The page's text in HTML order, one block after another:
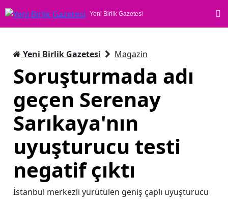
Yeni Birlik Gazetesi
Yeni Birlik Gazetesi Magazin
Soruşturmada adı
geçen Serenay
Sarıkaya'nın
uyuşturucu testi
negatif çıktı
İstanbul merkezli yürütülen geniş çaplı uyuşturucu